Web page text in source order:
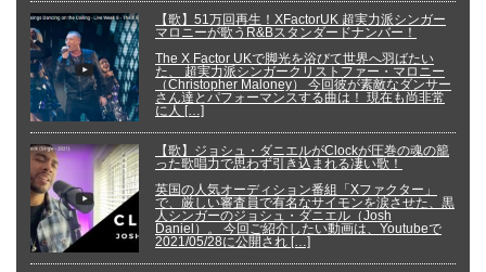
【歌】51万回再生！XFactorUK 超実力派シンガー
マロニーが歌うR&Bスタンダードナンバー！
The X Factor UKで脚光を浴びて世界へ羽ばたい
た、 超実力派シンガークリストファー・マロニー
（Christopher Maloney） 今回彼が素敵なダンサー
さん達とパフォーマンスする曲は！ 現在も尚非常
に人 […]
【歌】ジョシュ・ダニエルがClockが圧巻の魂の籠
った歌唱力で思わず引き込まれる凄い歌！
英国の人気オーディション番組「Xファクター」
で、厳しい審査員で有名なサイモンを涙させた、黒
人シンガーのジョシュ・ダニエル（Josh
Daniel）。 今回ご紹介したい動画は、Youtubeで
2021/05/28に公開され […]